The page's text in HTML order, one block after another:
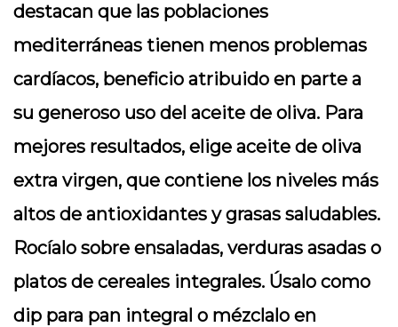
destacan que las poblaciones
mediterráneas tienen menos problemas
cardíacos, beneficio atribuido en parte a
su generoso uso del aceite de oliva. Para
mejores resultados, elige aceite de oliva
extra virgen, que contiene los niveles más
altos de antioxidantes y grasas saludables.
Rocíalo sobre ensaladas, verduras asadas o
platos de cereales integrales. Úsalo como
dip para pan integral o mézclalo en